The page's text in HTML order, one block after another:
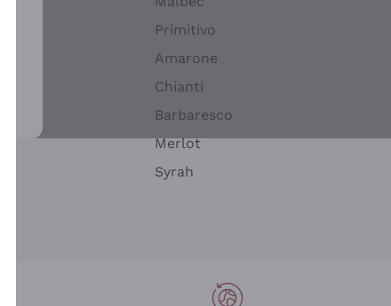
Primitivo
Amarone
Chianti
Barbaresco
Merlot
Syrah